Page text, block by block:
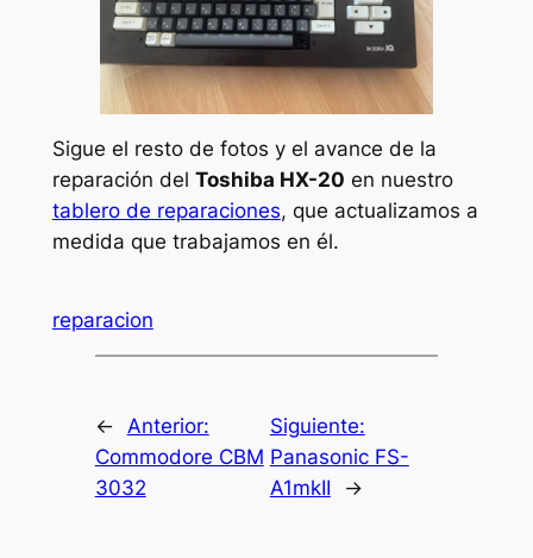
Sigue el resto de fotos y el avance de la
reparación del Toshiba HX-20 en nuestro
tablero de reparaciones, que actualizamos a
medida que trabajamos en él.
reparacion
← Anterior:
Commodore CBM
3032
Siguiente:
Panasonic FS-
A1mkII
→